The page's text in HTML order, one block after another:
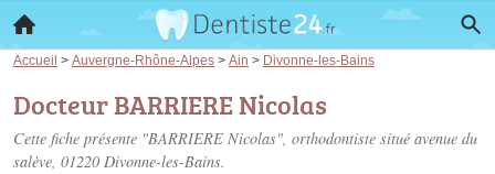
Accueil > Auvergne-Rhône-Alpes > Ain > Divonne-les-Bains
Docteur BARRIERE Nicolas
Cette fiche présente "BARRIERE Nicolas", orthodontiste situé avenue du
salève, 01220 Divonne-les-Bains.